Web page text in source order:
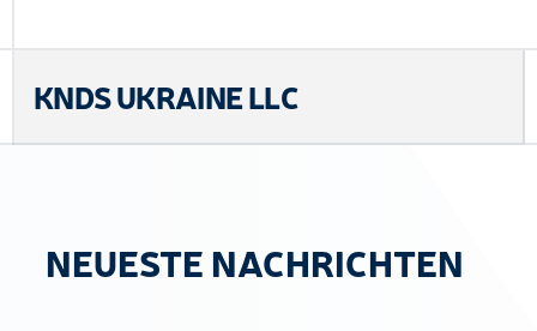
KNDS UKRAINE LLC
NEUESTE NACHRICHTEN